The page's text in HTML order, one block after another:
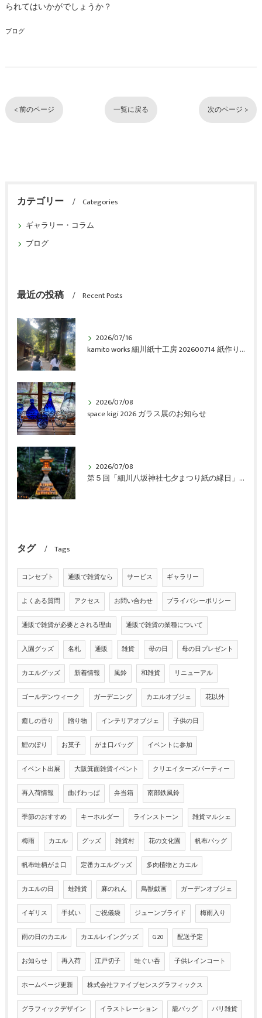
られてはいかがでしょうか？
ブログ
< 前のページ 一覧に戻る 次のページ >
カテゴリー
Categories
ギャラリー・コラム
ブログ
最近の投稿 Recent Posts
2026/07/16
kamito works 細川紙十工房 202600714 紙作り体験会 vol.6 アルバム
2026/07/08
space kigi 2026 ガラス展のお知らせ
2026/07/08
第５回「細川八坂神社七夕まつり紙の縁日」開催のご報告
タグ Tags
コンセプト 通販で雑貨なら サービス ギャラリー
よくある質問 アクセス お問い合わせ プライバシーポリシー
通販で雑貨が必要とされる理由 通販で雑貨の業種について
入園グッズ 名札 通販 雑貨 母の日 母の日プレゼント
カエルグッズ 新着情報 風鈴 和雑貨 リニューアル
ゴールデンウィーク ガーデニング カエルオブジェ 花以外
癒しの香り 贈り物 インテリアオブジェ 子供の日
鯉のぼり お菓子 がま口バッグ イベントに参加
イベント出展 大阪箕面雑貨イベント クリエイターズパーティー
再入荷情報 曲げわっぱ 弁当箱 南部鉄風鈴
季節のおすすめ キーホルダー ラインストーン 雑貨マルシェ
梅雨 カエル グッズ 雑貨村 花の文化園 帆布バッグ
帆布蛙柄がま口 定番カエルグッズ 多肉植物とカエル
カエルの日 蛙雑貨 麻のれん 鳥獣戯画 ガーデンオブジェ
イギリス 手拭い ご祝儀袋 ジューンブライド 梅雨入り
雨の日のカエル カエルレイングッズ G20 配送予定
お知らせ 再入荷 江戸切子 蛙ぐい呑 子供レインコート
ホームページ更新 株式会社ファイブセンスグラフィックス
グラフィックデザイン イラストレーション 籠バッグ バリ雑貨